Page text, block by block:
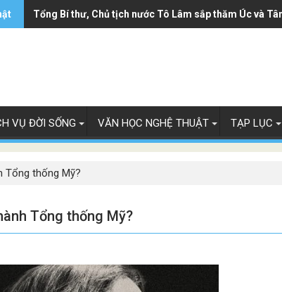
Tổng Bí thư, Chủ tịch nước Tô Lâm sắp thăm Úc và Tân
VỤ ĐỜI SỐNG VĂN HỌC NGHỆ THUẬT TẠP LỤC
Tổng thống Mỹ?
Tổng thống Mỹ?